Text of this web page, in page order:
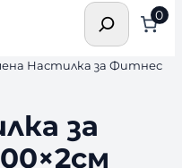
Търсене 0
Настилка за Фитнес
за